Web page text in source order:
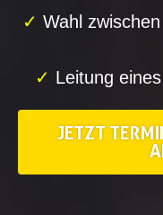
✓ Wahl
✓ Leitung
JETZT